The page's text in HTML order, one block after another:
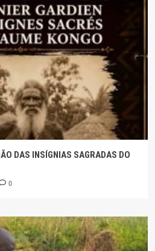
DAS INSÍGNIAS SAGRADAS DO
0